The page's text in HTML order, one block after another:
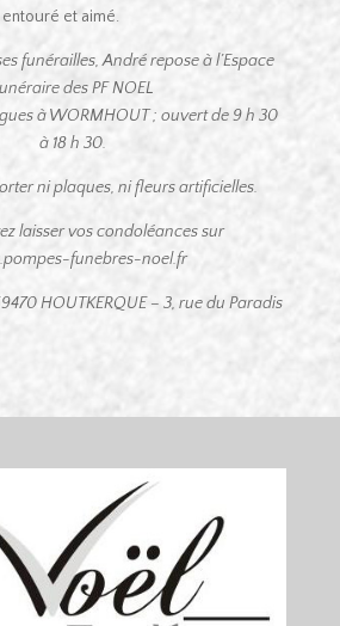
et aimé.
funérailles, André repose à l’Espace
des PF NOEL
à WORMHOUT ; ouvert de 9 h 30
à 18 h 30.
ni plaques, ni fleurs artificielles.
laisser vos condoléances sur
funebres-noel.fr
HOUTKERQUE – 3, rue du Paradis